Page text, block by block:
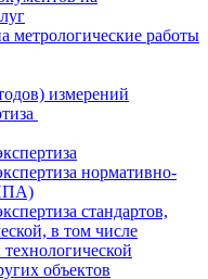
работы
измерений
нормативно-
стандартов,
в том числе
объектов